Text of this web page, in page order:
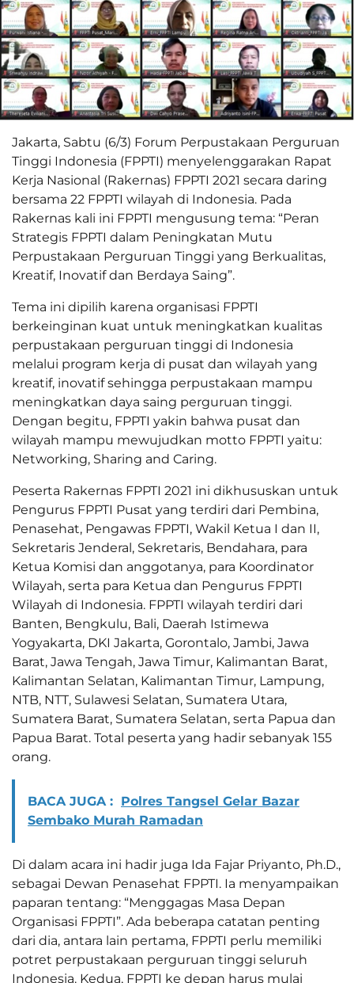
Jakarta, Sabtu (6/3) Forum Perpustakaan Perguruan
Tinggi Indonesia (FPPTI) menyelenggarakan Rapat
Kerja Nasional (Rakernas) FPPTI 2021 secara daring
bersama 22 FPPTI wilayah di Indonesia. Pada
Rakernas kali ini FPPTI mengusung tema: “Peran
Strategis FPPTI dalam Peningkatan Mutu
Perpustakaan Perguruan Tinggi yang Berkualitas,
Kreatif, Inovatif dan Berdaya Saing”.
Tema ini dipilih karena organisasi FPPTI
berkeinginan kuat untuk meningkatkan kualitas
perpustakaan perguruan tinggi di Indonesia
melalui program kerja di pusat dan wilayah yang
kreatif, inovatif sehingga perpustakaan mampu
meningkatkan daya saing perguruan tinggi.
Dengan begitu, FPPTI yakin bahwa pusat dan
wilayah mampu mewujudkan motto FPPTI yaitu:
Networking, Sharing and Caring.
Peserta Rakernas FPPTI 2021 ini dikhususkan untuk
Pengurus FPPTI Pusat yang terdiri dari Pembina,
Penasehat, Pengawas FPPTI, Wakil Ketua I dan II,
Sekretaris Jenderal, Sekretaris, Bendahara, para
Ketua Komisi dan anggotanya, para Koordinator
Wilayah, serta para Ketua dan Pengurus FPPTI
Wilayah di Indonesia. FPPTI wilayah terdiri dari
Banten, Bengkulu, Bali, Daerah Istimewa
Yogyakarta, DKI Jakarta, Gorontalo, Jambi, Jawa
Barat, Jawa Tengah, Jawa Timur, Kalimantan Barat,
Kalimantan Selatan, Kalimantan Timur, Lampung,
NTB, NTT, Sulawesi Selatan, Sumatera Utara,
Sumatera Barat, Sumatera Selatan, serta Papua dan
Papua Barat. Total peserta yang hadir sebanyak 155
orang.
BACA JUGA : Polres Tangsel Gelar Bazar
Sembako Murah Ramadan
Di dalam acara ini hadir juga Ida Fajar Priyanto, Ph.D.,
sebagai Dewan Penasehat FPPTI. Ia menyampaikan
paparan tentang: “Menggagas Masa Depan
Organisasi FPPTI”. Ada beberapa catatan penting
dari dia, antara lain pertama, FPPTI perlu memiliki
potret perpustakaan perguruan tinggi seluruh
Indonesia. Kedua, FPPTI ke depan harus mulai